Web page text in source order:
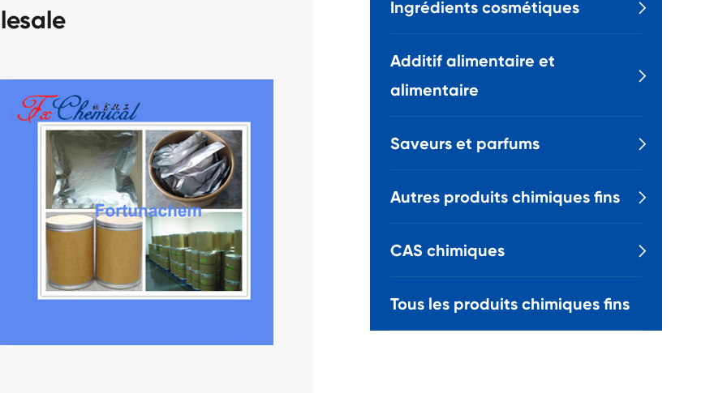
Ingrédients cosmétiques 
Additif alimentaire et
alimentaire

Saveurs et parfums 
Autres produits chimiques fins 
CAS chimiques 
Tous les produits chimiques fins